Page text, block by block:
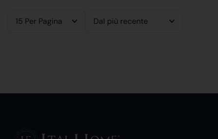
15 Per Pagina Dal più recente